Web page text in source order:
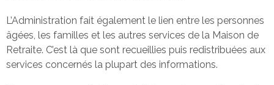
L’Administration fait également le lien entre les personnes
âgées, les familles et les autres services de la Maison de
Retraite. C’est là que sont recueillies puis redistribuées aux
services concernés la plupart des informations.